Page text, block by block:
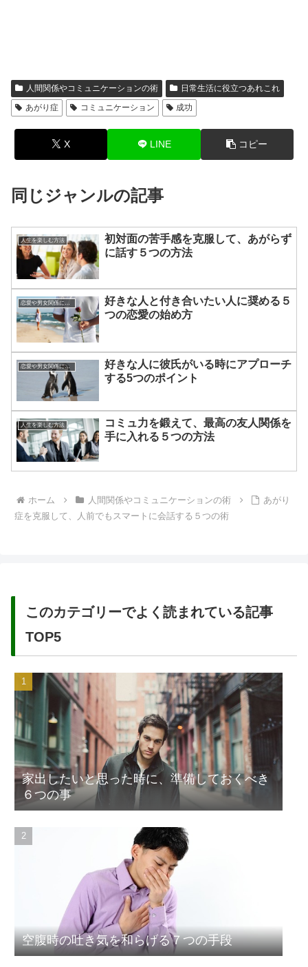
人間関係やコミュニケーションの術
日常生活に役立つあれこれ
あがり症
コミュニケーション 成功
X LINE コピー
同じジャンルの記事
人生を楽しむ方法
初対面の苦手感を克服して、あがらず
に話す５つの方法
好きな人と付き合いたい人に奨める５
つの恋愛の始め方
恋愛や男女関係についてのあれこれ
好きな人に彼氏がいる時にアプローチ
する5つのポイント
人生を楽しむ方法
コミュ力を鍛えて、最高の友人関係を
手に入れる５つの方法
ホーム 人間関係やコミュニケーションの術
あがり
症を克服して、人前でもスマートに会話する５つの術
このカテゴリーでよく読まれている記事
TOP5
家出したいと思った時に、準備しておくべき
６つの事
空腹時の吐き気を和らげる７つの手段